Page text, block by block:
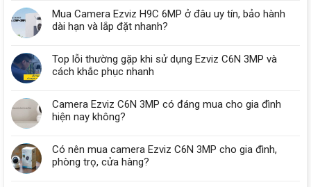
Mua Camera Ezviz H9C 6MP ở đâu uy tín, bảo hành
dài hạn và lắp đặt nhanh?
Top lỗi thường gặp khi sử dụng Ezviz C6N 3MP và
cách khắc phục nhanh
Camera Ezviz C6N 3MP có đáng mua cho gia đình
hiện nay không?
Có nên mua camera Ezviz C6N 3MP cho gia đình,
phòng trọ, cửa hàng?